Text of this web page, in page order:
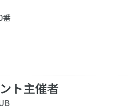
番
ト主催者